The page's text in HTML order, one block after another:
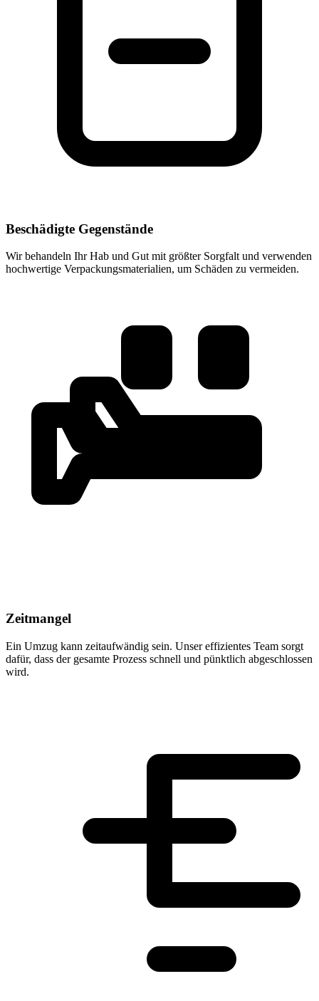
Beschädigte Gegenstände
Wir behandeln Ihr Hab und Gut mit größter Sorgfalt und verwenden
hochwertige Verpackungsmaterialien, um Schäden zu vermeiden.
Zeitmangel
Ein Umzug kann zeitaufwändig sein. Unser effizientes Team sorgt
dafür, dass der gesamte Prozess schnell und pünktlich abgeschlossen
wird.